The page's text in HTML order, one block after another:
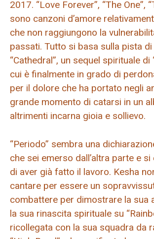
2017. “Love Forever”, “The One”,
sono canzoni d’amore
che non raggiungono la
passati. Tutto si basa sulla pista
“Cathedral”, un sequel spirituale di
cui è finalmente in grado di
per il dolore che ha portato negli
grande momento di catarsi in un
altrimenti incarna gioia e sollievo.
“Periodo” sembra una
che sei emerso dall’altra parte e
di aver già fatto il lavoro. Kesha
cantare per essere un
combattere per dimostrare la sua
la sua rinascita spirituale su
ricollegata con la sua squadra da